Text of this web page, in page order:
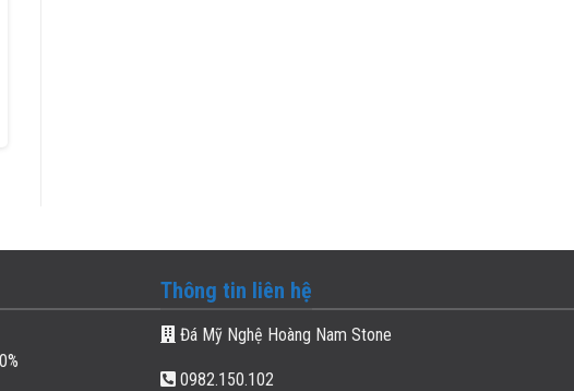
Thông tin liên hệ
Đá Mỹ Nghệ Hoàng Nam Stone
0982.150.102
Sau khi xong phần việc Tôi, Tôi mới thấy Sản phẩm Mộ